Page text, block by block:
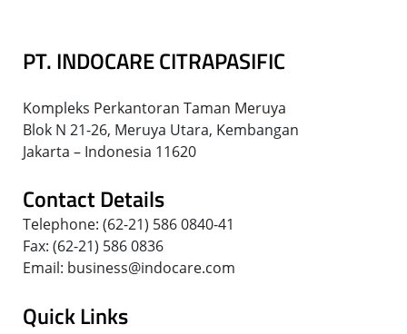
PT. INDOCARE CITRAPASIFIC
Kompleks Perkantoran Taman Meruya
Blok N 21-26, Meruya Utara, Kembangan
Jakarta – Indonesia 11620
Contact Details
Telephone: (62-21) 586 0840-41
Fax: (62-21) 586 0836
Email: business@indocare.com
Quick Links